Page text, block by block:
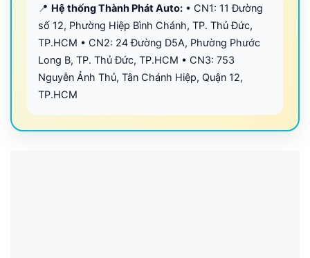
📍 Hệ thống Thành Phát Auto: • CN1: 11 Đường
số 12, Phường Hiệp Bình Chánh, TP. Thủ Đức,
TP.HCM • CN2: 24 Đường D5A, Phường Phước
Long B, TP. Thủ Đức, TP.HCM • CN3: 753
Nguyễn Ảnh Thủ, Tân Chánh Hiệp, Quận 12,
TP.HCM